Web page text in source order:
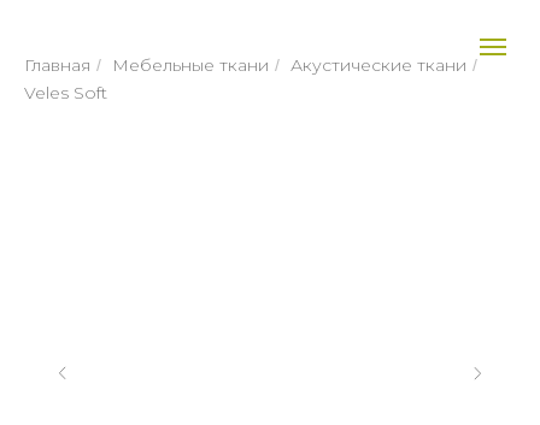
Главная / Мебельные ткани / Акустические ткани /
Veles Soft